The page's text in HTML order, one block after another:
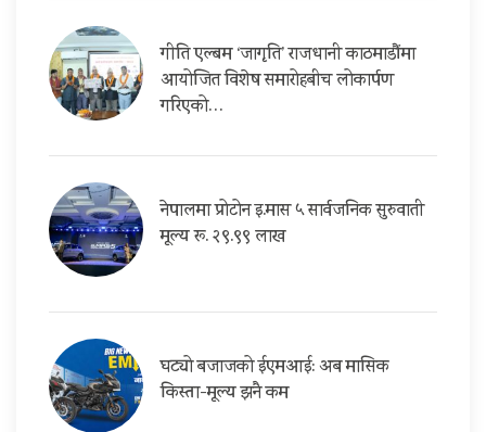
गीति एल्बम ‘जागृति’ राजधानी काठमाडौंमा
आयोजित विशेष समारोहबीच लोकार्पण
गरिएको…
नेपालमा प्रोटोन इ.मास ५ सार्वजनिक सुरुवाती
मूल्य रू. २९.९९ लाख
घट्यो बजाजको ईएमआई: अब मासिक
किस्ता-मूल्य झनै कम